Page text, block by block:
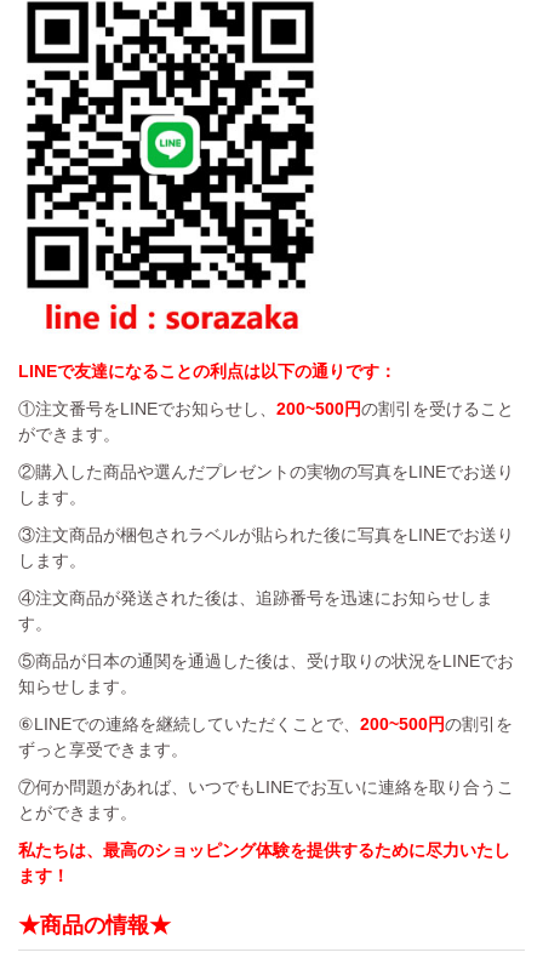
LINEで友達になることの利点は以下の通りです：
①注文番号をLINEでお知らせし、 200~500円の割引を受けること
ができます。
②購入した商品や選んだプレゼントの実物の写真をLINEでお送り
します。
③注文商品が梱包されラベルが貼られた後に写真をLINEでお送り
します。
④注文商品が発送された後は、追跡番号を迅速にお知らせしま
す。
⑤商品が日本の通関を通過した後は、受け取りの状況をLINEでお
知らせします。
⑥LINEでの連絡を継続していただくことで、 200~500円の割引を
ずっと享受できます。
⑦何か問題があれば、いつでもLINEでお互いに連絡を取り合うこ
とができます。
私たちは、最高のショッピング体験を提供するために尽力いたし
ます！
★商品の情報★